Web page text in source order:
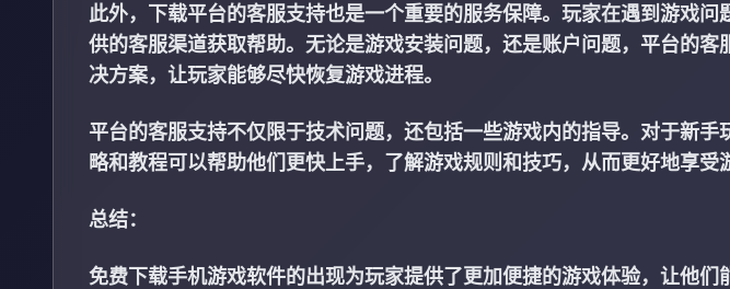
此外，下载平台的客服支持也是一个重要的服务保障。玩家在遇到游戏
供的客服渠道获取帮助。无论是游戏安装问题，还是账户问题，平台的客
决方案，让玩家能够尽快恢复游戏进程。
平台的客服支持不仅限于技术问题，还包括一些游戏内的指导。对于新
略和教程可以帮助他们更快上手，了解游戏规则和技巧，从而更好地享受
总结：
免费下载手机游戏软件的出现为玩家提供了更加便捷的游戏体验，让他们